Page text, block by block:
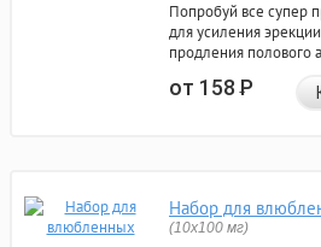
Попробуй все супер
для усиления
продления полового
от 158Р
Набор для
(10х100 мг)